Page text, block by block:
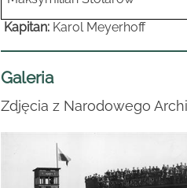
Kapitan: Karol Meyerhoff
Galeria
Zdjęcia z Narodowego